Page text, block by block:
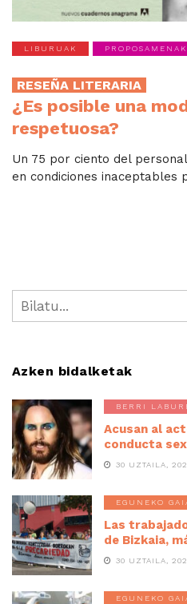
LIBURUAK PROPOSAMENAK
RESEÑA LITERARIA
¿Es posible una
respetuosa?
Un 75 por ciento del
en condiciones inaceptables
Azken bidalketak
BERRI
Acusan al
conducta
30 UZTAILA,
EGUNEKO
Las
de Bizkaia,
30 UZTAILA,
EGUNEKO